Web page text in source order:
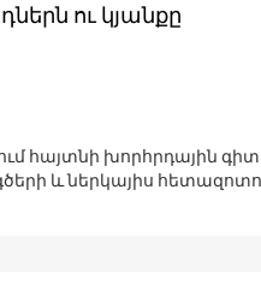
ու կյանքը
հայտնի խորհրդային
և ներկայիս